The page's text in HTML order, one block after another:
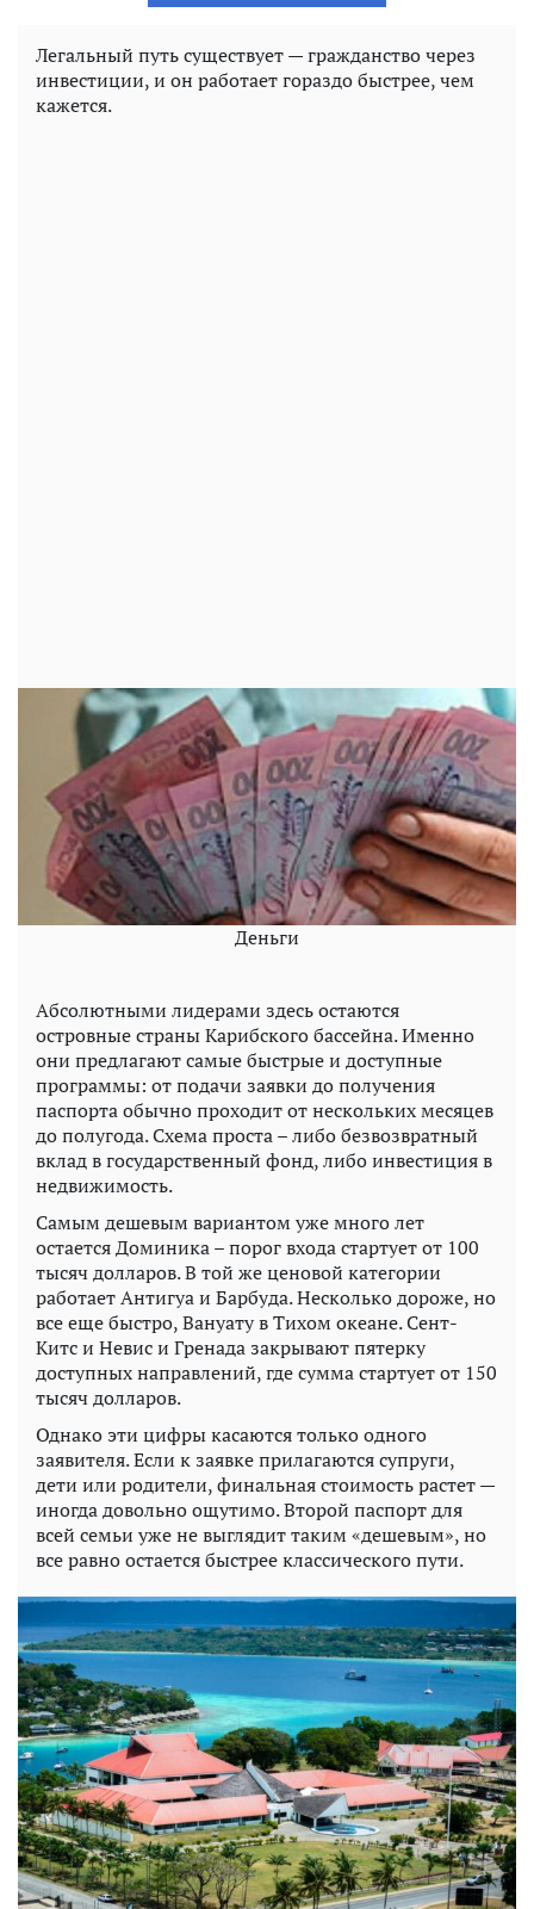
Легальный путь существует — гражданство через
инвестиции, и он работает гораздо быстрее, чем
кажется.
Деньги
Абсолютными лидерами здесь остаются
островные страны Карибского бассейна. Именно
они предлагают самые быстрые и доступные
программы: от подачи заявки до получения
паспорта обычно проходит от нескольких месяцев
до полугода. Схема проста – либо безвозвратный
вклад в государственный фонд, либо инвестиция в
недвижимость.
Самым дешевым вариантом уже много лет
остается Доминика – порог входа стартует от 100
тысяч долларов. В той же ценовой категории
работает Антигуа и Барбуда. Несколько дороже, но
все еще быстро, Вануату в Тихом океане. Сент-
Китс и Невис и Гренада закрывают пятерку
доступных направлений, где сумма стартует от 150
тысяч долларов.
Однако эти цифры касаются только одного
заявителя. Если к заявке прилагаются супруги,
дети или родители, финальная стоимость растет —
иногда довольно ощутимо. Второй паспорт для
всей семьи уже не выглядит таким «дешевым», но
все равно остается быстрее классического пути.